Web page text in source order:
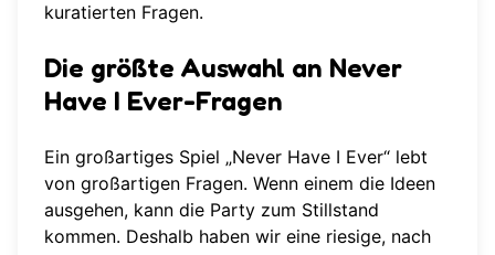
kuratierten Fragen.
Die größte Auswahl an Never
Have I Ever-Fragen
Ein großartiges Spiel „Never Have I Ever“ lebt
von großartigen Fragen. Wenn einem die Ideen
ausgehen, kann die Party zum Stillstand
kommen. Deshalb haben wir eine riesige, nach